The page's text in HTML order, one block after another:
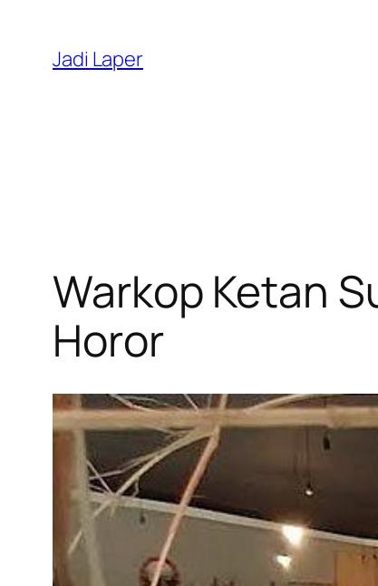
content
Jadi Laper
Warkop Ketan
Horor